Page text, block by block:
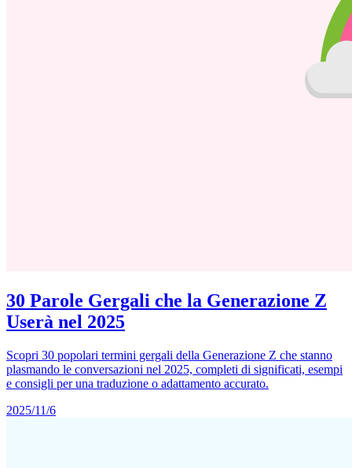
30 Parole Gergali che la Generazione Z
Userà nel 2025
Scopri 30 popolari termini gergali della Generazione Z che stanno
plasmando le conversazioni nel 2025, completi di significati, esempi
e consigli per una traduzione o adattamento accurato.
2025/11/6